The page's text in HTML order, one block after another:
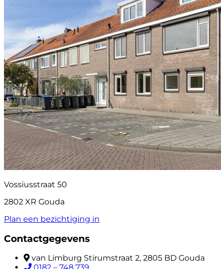
Vossiusstraat 50
2802 XR Gouda
Plan een bezichtiging in
Contactgegevens
van Limburg Stirumstraat 2, 2805 BD Gouda